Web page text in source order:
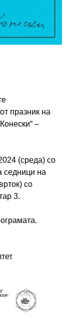
празник на
–
(среда) со
седници на
со
3.